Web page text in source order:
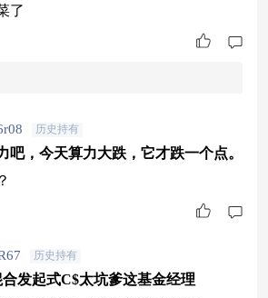
了
历史持有
吧，今天算力大跌，它才跌一个点。
历史持有
发起式C$太坑爹这基金经理